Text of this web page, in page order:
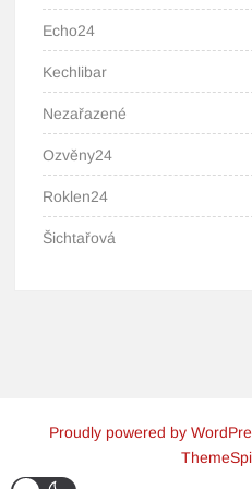
Echo24
Kechlibar
Nezařazené
Ozvěny24
Roklen24
Šichtařová
Proudly powered by